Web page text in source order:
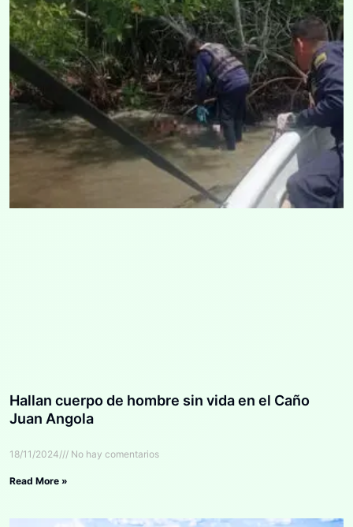
Hallan cuerpo de hombre sin vida en el Caño
Juan Angola
18/11/2024 No hay comentarios
Read More »